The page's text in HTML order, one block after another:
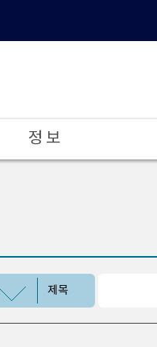
정 보
제목